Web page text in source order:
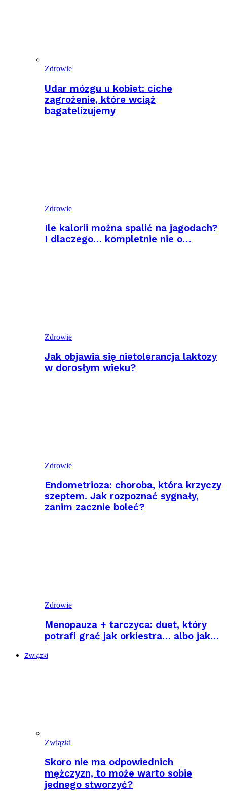
Zdrowie
Udar mózgu u kobiet: ciche
zagrożenie, które wciąż
bagatelizujemy
Zdrowie
Ile kalorii można spalić na jagodach?
I dlaczego… kompletnie nie o…
Zdrowie
Jak objawia się nietolerancja laktozy
w dorosłym wieku?
Zdrowie
Endometrioza: choroba, która krzyczy
szeptem. Jak rozpoznać sygnały,
zanim zacznie boleć?
Zdrowie
Menopauza + tarczyca: duet, który
potrafi grać jak orkiestra… albo jak…
Związki
Związki
Skoro nie ma odpowiednich
mężczyzn, to może warto sobie
jednego stworzyć?